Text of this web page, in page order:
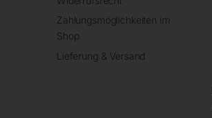
Zahlungsmöglichkeiten im
Shop
Lieferung & Versand